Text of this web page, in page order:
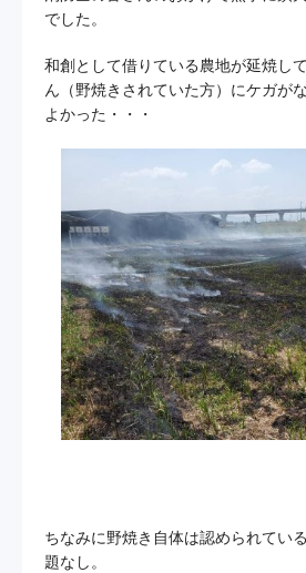
でした。
和創として借りている農地が延焼し
ん（野焼きされていた方）にケガが
よかった・・・
ちなみに野焼き自体は認められてい
題なし。